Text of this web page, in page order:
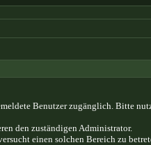
Benutzer zugänglich. Bitte
den zuständigen Administrator.
einen solchen Bereich zu